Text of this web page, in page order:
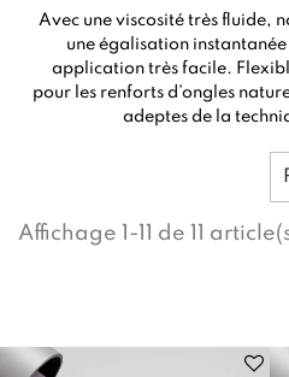
Avec une viscosité très fluide,
une égalisation
application très facile.
pour les renforts d’ongles
adeptes de la
Affichage 1-11 de 11